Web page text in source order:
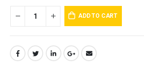
ADD TO CART